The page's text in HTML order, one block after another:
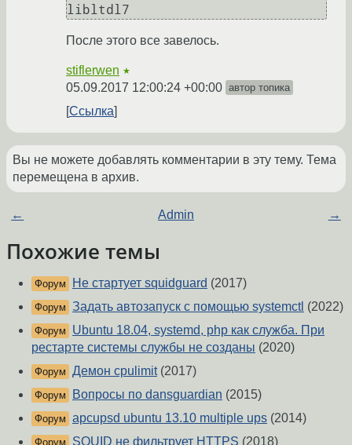
После этого все завелось.
stiflerwen ★
05.09.2017 12:00:24 +00:00 автор топика
Ссылка
Вы не можете добавлять комментарии в эту тему. Тема
перемещена в архив.
← Admin →
Похожие темы
Форум Не стартует squidguard (2017)
Форум Задать автозапуск с помощью systemctl (2022)
Форум
Ubuntu 18.04, systemd, php как служба. При
рестарте системы службы не созданы (2020)
Форум Демон cpulimit(2017)
Форум Вопросы по dansguardian (2015)
Форум apcupsd ubuntu 13.10 multiple ups (2014)
Форум SQUID не фильтрует HTTPS (2018)